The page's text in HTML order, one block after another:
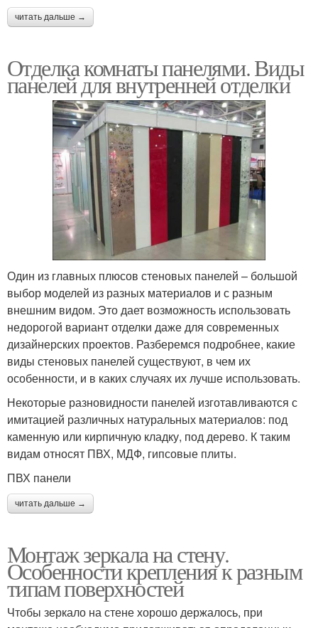
читать дальше →
Отделка комнаты панелями. Виды
панелей для внутренней отделки
Один из главных плюсов стеновых панелей – большой
выбор моделей из разных материалов и с разным
внешним видом. Это дает возможность использовать
недорогой вариант отделки даже для современных
дизайнерских проектов. Разберемся подробнее, какие
виды стеновых панелей существуют, в чем их
особенности, и в каких случаях их лучше использовать.
Некоторые разновидности панелей изготавливаются с
имитацией различных натуральных материалов: под
каменную или кирпичную кладку, под дерево. К таким
видам относят ПВХ, МДФ, гипсовые плиты.
ПВХ панели
читать дальше →
Монтаж зеркала на стену.
Особенности крепления к разным
типам поверхностей
Чтобы зеркало на стене хорошо держалось, при